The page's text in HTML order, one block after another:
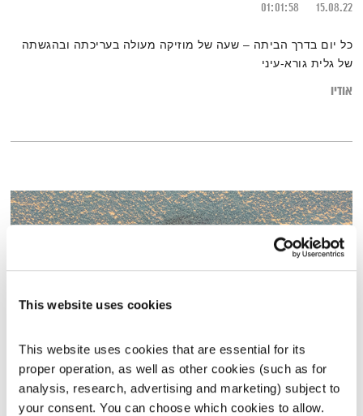
This website uses cookies
This website uses cookies that are essential for its
proper operation, as well as other cookies (such as for
analysis, research, advertising and marketing) subject to
your consent. You can choose which cookies to allow.
15.08.22
01:01:58
כל יום בדרך הביתה – שעה של מוזיקה מעולה בעריכתה ובהגשתה
של גלית גורא-עיני
אודיו
פרנס בדרך הביתה – 11.9.23
פרנס בדרך הביתה